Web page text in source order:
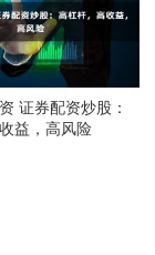
证券配资炒股：
益，高风险